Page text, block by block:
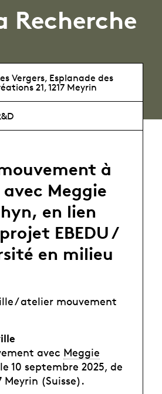
Recherche
Vergers, Esplanade des
21, 1217 Meyrin
à
Meggie
en lien
EBEDU /
en milieu
/ atelier mouvement
avec Meggie
10 septembre 2025, de
Meyrin (Suisse).